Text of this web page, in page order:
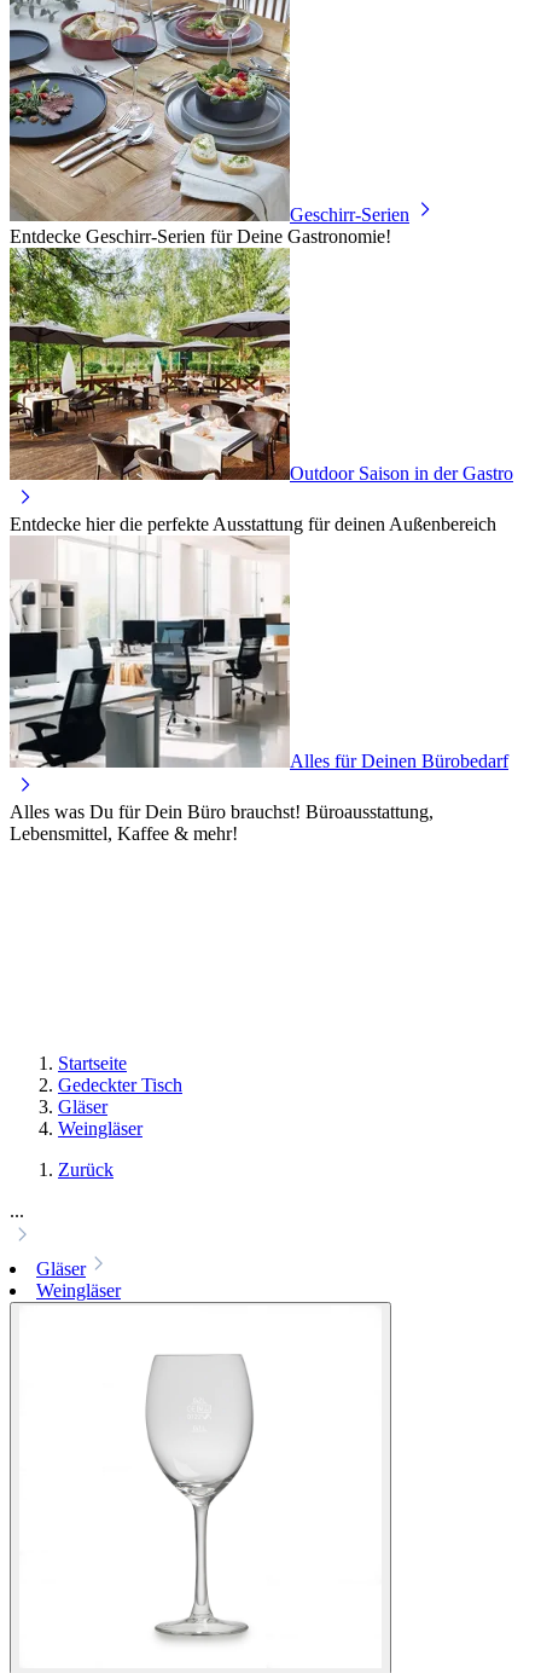
Geschirr-Serien
Entdecke Geschirr-Serien für Deine Gastronomie!
Outdoor Saison in der Gastro
Entdecke hier die perfekte Ausstattung für deinen Außenbereich
Alles für Deinen Bürobedarf
Alles was Du für Dein Büro brauchst! Büroausstattung,
Lebensmittel, Kaffee & mehr!
Startseite
Gedeckter Tisch
Gläser
Weingläser
Zurück
...
Gläser
Weingläser